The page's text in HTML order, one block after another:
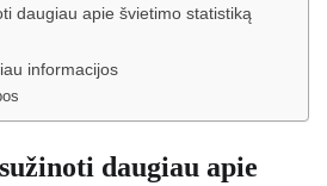
daugiau apie švietimo statistiką
informacijos
daugiau apie